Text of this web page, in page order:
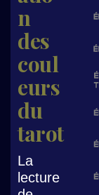
n
des
coul
eurs
du
tarot
La
lecture